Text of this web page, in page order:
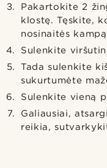
Pakartokite 2
klostę. Tęskite,
nosinaitės
Sulenkite
Tada sulenkite
sukurtumėte
Sulenkite vieną
Galiausiai,
reikia,